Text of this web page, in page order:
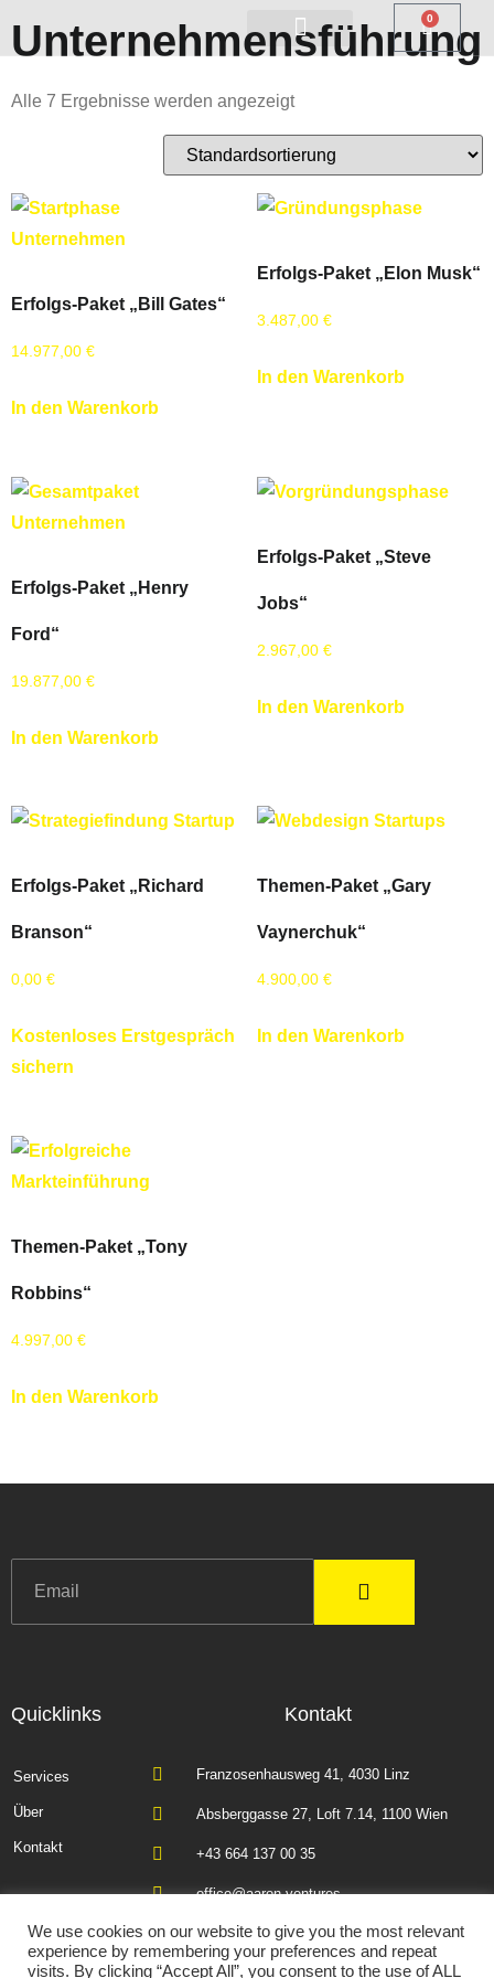
0
Unternehmensführung
Alle 7 Ergebnisse werden angezeigt
Erfolgs-Paket „Bill Gates“
14.977,00 €
In den Warenkorb
Erfolgs-Paket „Elon Musk“
3.487,00 €
In den Warenkorb
Erfolgs-Paket „Henry
Ford“
19.877,00 €
In den Warenkorb
Erfolgs-Paket „Steve
Jobs“
2.967,00 €
In den Warenkorb
Erfolgs-Paket „Richard
Branson“
0,00 €
Kostenloses Erstgespräch
sichern
Themen-Paket „Gary
Vaynerchuk“
4.900,00 €
In den Warenkorb
Themen-Paket „Tony
Robbins“
4.997,00 €
In den Warenkorb
Quicklinks
Services
Über
Kontakt
Kontakt
Franzosenhausweg 41, 4030 Linz
Absberggasse 27, Loft 7.14, 1100 Wien
+43 664 137 00 35
office@aaron.ventures
We use cookies on our website to give you the most relevant
experience by remembering your preferences and repeat
visits. By clicking “Accept All”, you consent to the use of ALL